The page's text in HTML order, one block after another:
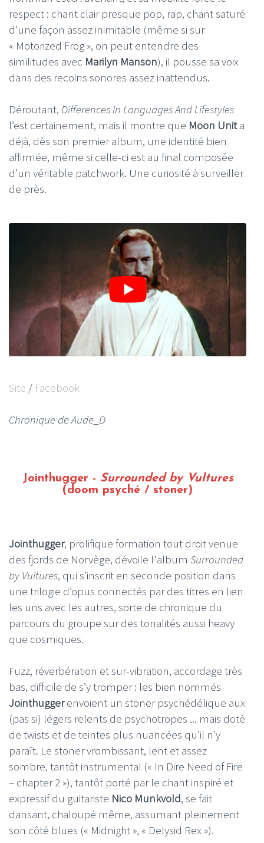
respect : chant clair presque pop, rap, chant saturé
d’une façon assez inimitable (même si sur
« Motorized Frog », on peut entendre des
similitudes avec Marilyn Manson), il pousse sa voix
dans des recoins sonores assez inattendus.
Déroutant, Differences In Languages And Lifestyles
l’est certainement, mais il montre que Moon Unita
déjà, dès son premier album, une identité bien
affirmée, même si celle-ci est au final composée
d’un véritable patchwork. Une curiosité à surveiller
de près.
Site / Facebook
Chronique de Aude_D
Jointhugger - Surrounded by Vultures
(doom psyché / stoner)
Jointhugger, prolifique formation tout droit venue
des fjords de Norvège, dévoile l'album Surrounded
by Vultures, qui s’inscrit en seconde position dans
une trilogie d’opus connectés par des titres en lien
les uns avec les autres, sorte de chronique du
parcours du groupe sur des tonalités aussi heavy
que cosmiques.
Fuzz, réverbération et sur-vibration, accordage très
bas, difficile de s’y tromper : les bien nommés
Jointhuggerenvoient un stoner psychédélique aux
(pas si) légers relents de psychotropes ... mais doté
de twists et de teintes plus nuancées qu’il n’y
paraît. Le stoner vrombissant, lent et assez
sombre, tantôt instrumental (« In Dire Need of Fire
– chapter 2 »), tantôt porté par le chant inspiré et
expressif du guitariste Nico Munkvold, se fait
dansant, chaloupé même, assumant pleinement
son côté blues (« Midnight », « Delysid Rex »).